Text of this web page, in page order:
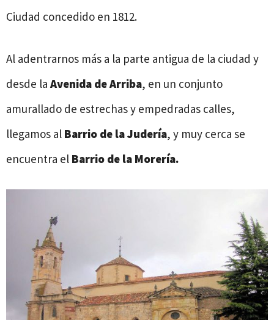
Ciudad concedido en 1812.
Al adentrarnos más a la parte antigua de la ciudad y
desde la Avenida de Arriba, en un conjunto
amurallado de estrechas y empedradas calles,
llegamos al Barrio de la Judería, y muy cerca se
encuentra el Barrio de la Morería.